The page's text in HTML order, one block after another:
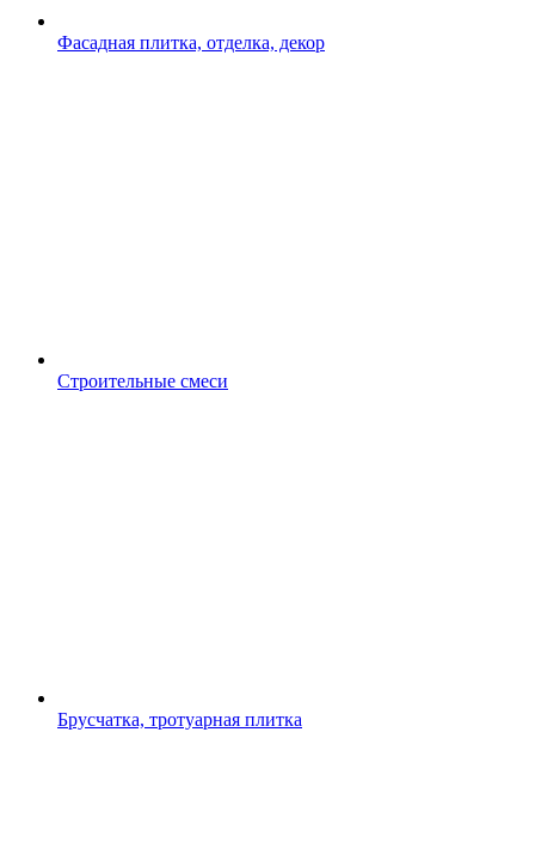
Фасадная плитка, отделка, декор
Строительные смеси
Брусчатка, тротуарная плитка